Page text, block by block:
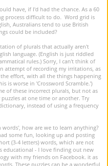
have, if I'd had the chance. As a 60
process difficult to do. Word grid is
Australians tend to use British
could be included?
of plurals that actually aren't
language. (English is just riddled
rules.) Sorry, I can't think of
attempt of recording my irritations, as
effort, with all the things happening
is worse in 'Crossword Scramble.')
of these incorrect plurals, but not as
at one time or another. Try
instead of using a frequency
how are we to learn anything?
some fun, looking up and posting
(3-4 letters) words, which are not
educational - I love finding out new
with my friends on Facebook. it as
These puzzles can be a wonderful